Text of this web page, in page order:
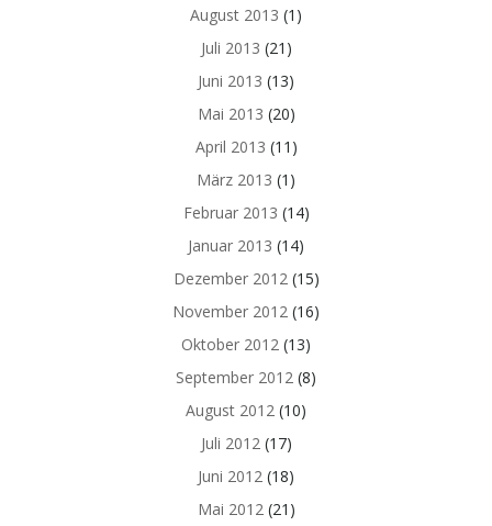
August 2013 (1)
Juli 2013 (21)
Juni 2013 (13)
Mai 2013 (20)
April 2013 (11)
März 2013 (1)
Februar 2013 (14)
Januar 2013 (14)
Dezember 2012 (15)
November 2012 (16)
Oktober 2012 (13)
September 2012 (8)
August 2012 (10)
Juli 2012 (17)
Juni 2012 (18)
Mai 2012 (21)